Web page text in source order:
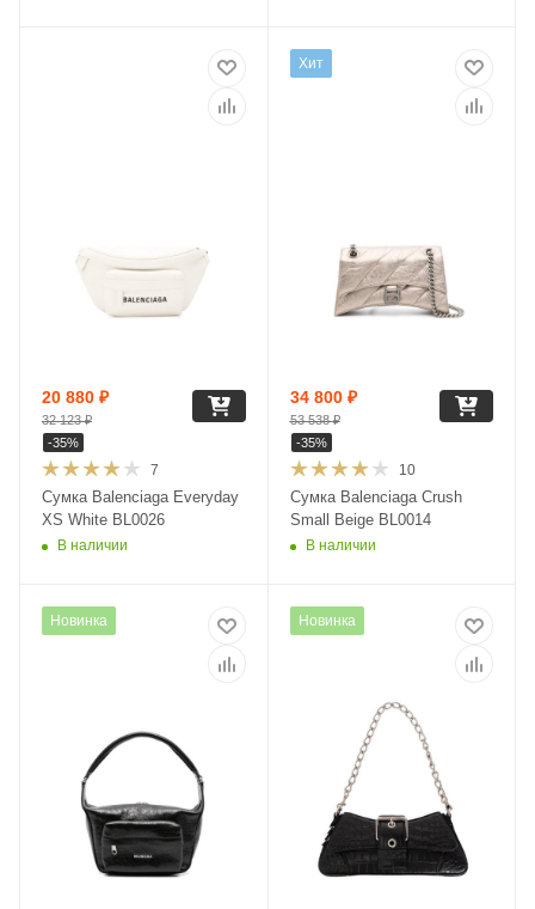
7
Сумка Balenciaga Everyday
XS White BL0026
В наличии
20 880 ₽
32 123₽
-35%
Хит
10
Сумка Balenciaga Crush
Small Beige BL0014
В наличии
34 800₽
53 538₽
-35%
Новинка Новинка